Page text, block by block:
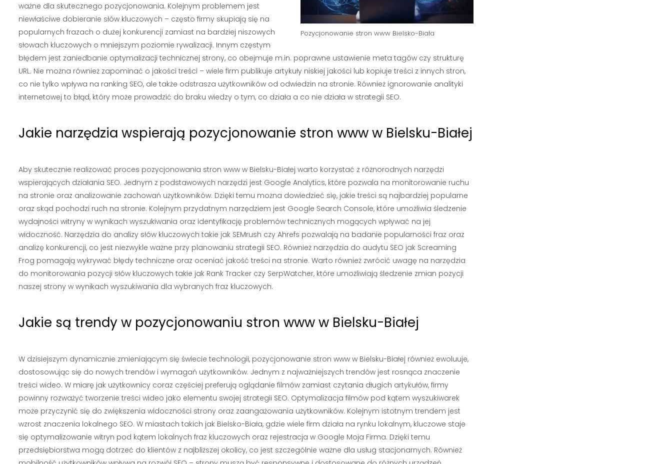
Pozycjonowanie stron www Bielsko-Biała
ważne dla skutecznego pozycjonowania. Kolejnym problemem jest
niewłaściwe dobieranie słów kluczowych – często firmy skupiają się na
popularnych frazach o dużej konkurencji zamiast na bardziej niszowych
słowach kluczowych o mniejszym poziomie rywalizacji. Innym częstym
błędem jest zaniedbanie optymalizacji technicznej strony, co obejmuje m.in. poprawne ustawienie meta tagów czy strukturę
URL. Nie można również zapominać o jakości treści – wiele firm publikuje artykuły niskiej jakości lub kopiuje treści z innych stron,
co nie tylko wpływa na ranking SEO, ale także odstrasza użytkowników od odwiedzin na stronie. Również ignorowanie analityki
internetowej to błąd, który może prowadzić do braku wiedzy o tym, co działa a co nie działa w strategii SEO.
Jakie narzędzia wspierają pozycjonowanie stron www w Bielsku-Białej
Aby skutecznie realizować proces pozycjonowania stron www w Bielsku-Białej warto korzystać z różnorodnych narzędzi
wspierających działania SEO. Jednym z podstawowych narzędzi jest Google Analytics, które pozwala na monitorowanie ruchu
na stronie oraz analizowanie zachowań użytkowników. Dzięki temu można dowiedzieć się, jakie treści są najbardziej popularne
oraz skąd pochodzi ruch na stronie. Kolejnym przydatnym narzędziem jest Google Search Console, które umożliwia śledzenie
wydajności witryny w wynikach wyszukiwania oraz identyfikację problemów technicznych mogących wpływać na jej
widoczność. Narzędzia do analizy słów kluczowych takie jak SEMrush czy Ahrefs pozwalają na badanie popularności fraz oraz
analizę konkurencji, co jest niezwykle ważne przy planowaniu strategii SEO. Również narzędzia do audytu SEO jak Screaming
Frog pomagają wykrywać błędy techniczne oraz oceniać jakość treści na stronie. Warto również zwrócić uwagę na narzędzia
do monitorowania pozycji słów kluczowych takie jak Rank Tracker czy SerpWatcher, które umożliwiają śledzenie zmian pozycji
naszej strony w wynikach wyszukiwania dla wybranych fraz kluczowych.
Jakie są trendy w pozycjonowaniu stron www w Bielsku-Białej
W dzisiejszym dynamicznie zmieniającym się świecie technologii, pozycjonowanie stron www w Bielsku-Białej również ewoluuje,
dostosowując się do nowych trendów i wymagań użytkowników. Jednym z najważniejszych trendów jest rosnąca znaczenie
treści wideo. W miarę jak użytkownicy coraz częściej preferują oglądanie filmów zamiast czytania długich artykułów, firmy
powinny rozważyć tworzenie treści wideo jako elementu swojej strategii SEO. Optymalizacja filmów pod kątem wyszukiwarek
może przyczynić się do zwiększenia widoczności strony oraz zaangażowania użytkowników. Kolejnym istotnym trendem jest
wzrost znaczenia lokalnego SEO. W miastach takich jak Bielsko-Biała, gdzie wiele firm działa na rynku lokalnym, kluczowe staje
się optymalizowanie witryn pod kątem lokalnych fraz kluczowych oraz rejestracja w Google Moja Firma. Dzięki temu
przedsiębiorstwa mogą dotrzeć do klientów z najbliższej okolicy, co jest szczególnie ważne dla usług stacjonarnych. Również